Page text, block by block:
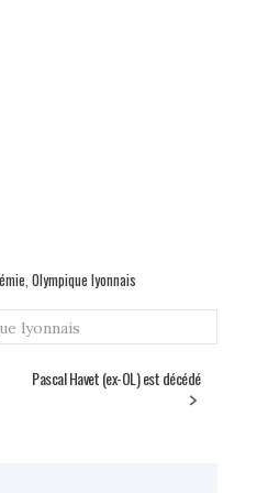
Olympique lyonnais
lyonnais
Pascal Havet (ex-OL) est décédé